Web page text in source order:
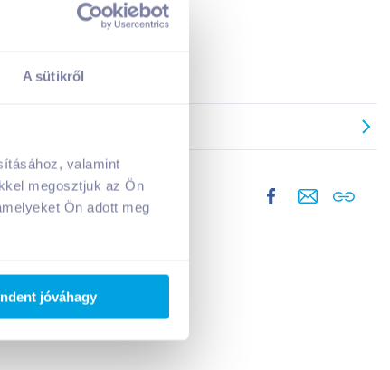
A sütikről
valamint
megosztjuk az Ön
Ön adott meg
jóváhagy
Adj hozzá termékeket!